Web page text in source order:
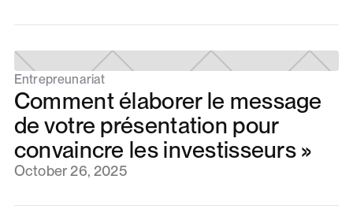
Entrepreunariat
Comment élaborer le message
de votre présentation pour
convaincre les investisseurs »
October 26, 2025